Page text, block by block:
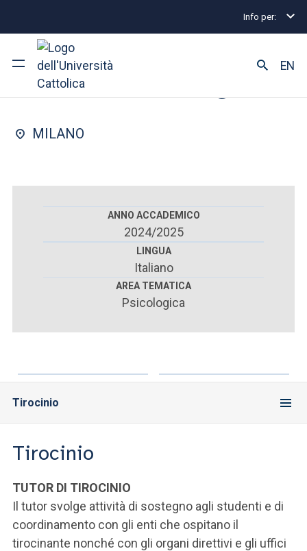
Info per:
Ricerca
Facoltà e campus
ACCEDI ALLA MAIL ICATT
ACCEDI A CLOUDMAIL
EN
FACOLTÀ DI : PSICOLOGIA
Neuropsicologia
MILANO
ANNO ACCADEMICO
2024/2025
LINGUA
Italiano
AREA TEMATICA
Psicologica
Tirocinio
Tirocinio
TUTOR DI TIROCINIO
Il tutor svolge attività di sostegno agli studenti e di
coordinamento con gli enti che ospitano il
tirocinante nonché con gli organi direttivi e gli uffici